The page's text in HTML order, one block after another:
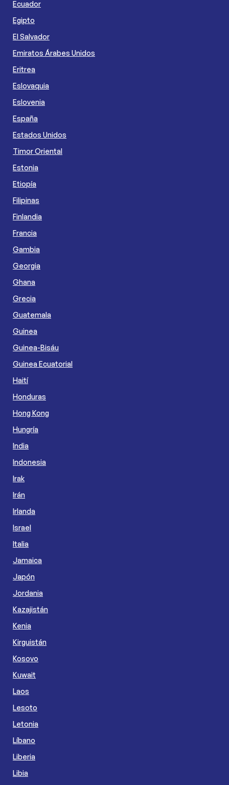
Ecuador
Egipto
El Salvador
Emiratos Árabes Unidos
Eritrea
Eslovaquia
Eslovenia
España
Estados Unidos
Timor Oriental
Estonia
Etiopía
Filipinas
Finlandia
Francia
Gambia
Georgia
Ghana
Grecia
Guatemala
Guinea
Guinea-Bisáu
Guinea Ecuatorial
Haití
Honduras
Hong Kong
Hungría
India
Indonesia
Irak
Irán
Irlanda
Israel
Italia
Jamaica
Japón
Jordania
Kazajistán
Kenia
Kirguistán
Kosovo
Kuwait
Laos
Lesoto
Letonia
Líbano
Liberia
Libia